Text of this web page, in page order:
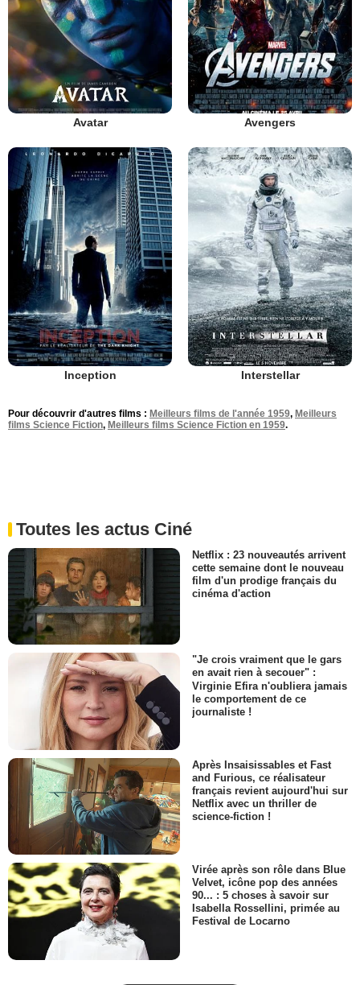
Avatar Avengers
Inception Interstellar
Pour découvrir d'autres films : Meilleurs films de l'année 1959, Meilleurs
films Science Fiction, Meilleurs films Science Fiction en 1959.
Toutes les actus Ciné
Netflix : 23 nouveautés arrivent
cette semaine dont le nouveau
film d'un prodige français du
cinéma d'action
"Je crois vraiment que le gars
en avait rien à secouer" :
Virginie Efira n'oubliera jamais
le comportement de ce
journaliste !
Après Insaisissables et Fast
and Furious, ce réalisateur
français revient aujourd'hui sur
Netflix avec un thriller de
science-fiction !
Virée après son rôle dans Blue
Velvet, icône pop des années
90... : 5 choses à savoir sur
Isabella Rossellini, primée au
Festival de Locarno